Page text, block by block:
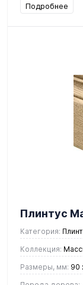
Подробнее
Плинтус
Категория:
Коллекция:
Размеры, мм: 90